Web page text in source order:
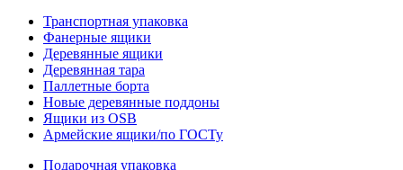
Транспортная упаковка
Фанерные ящики
Деревянные ящики
Деревянная тара
Паллетные борта
Новые деревянные поддоны
Ящики из OSB
Армейские ящики/по ГОСТу
Подарочная упаковка